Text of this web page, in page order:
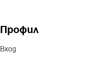
Профил
Вход